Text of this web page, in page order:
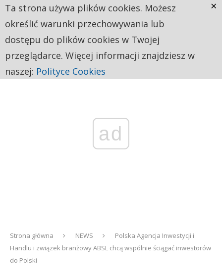
ad
Strona główna NEWS
Polska Agencja Inwestycji i
Handlu i związek branżowy ABSL chcą wspólnie ściągać inwestorów
do Polski
Ta strona używa plików cookies. Możesz
określić warunki przechowywania lub
dostępu do plików cookies w Twojej
przeglądarce. Więcej informacji znajdziesz w
naszej: Polityce Cookies
×